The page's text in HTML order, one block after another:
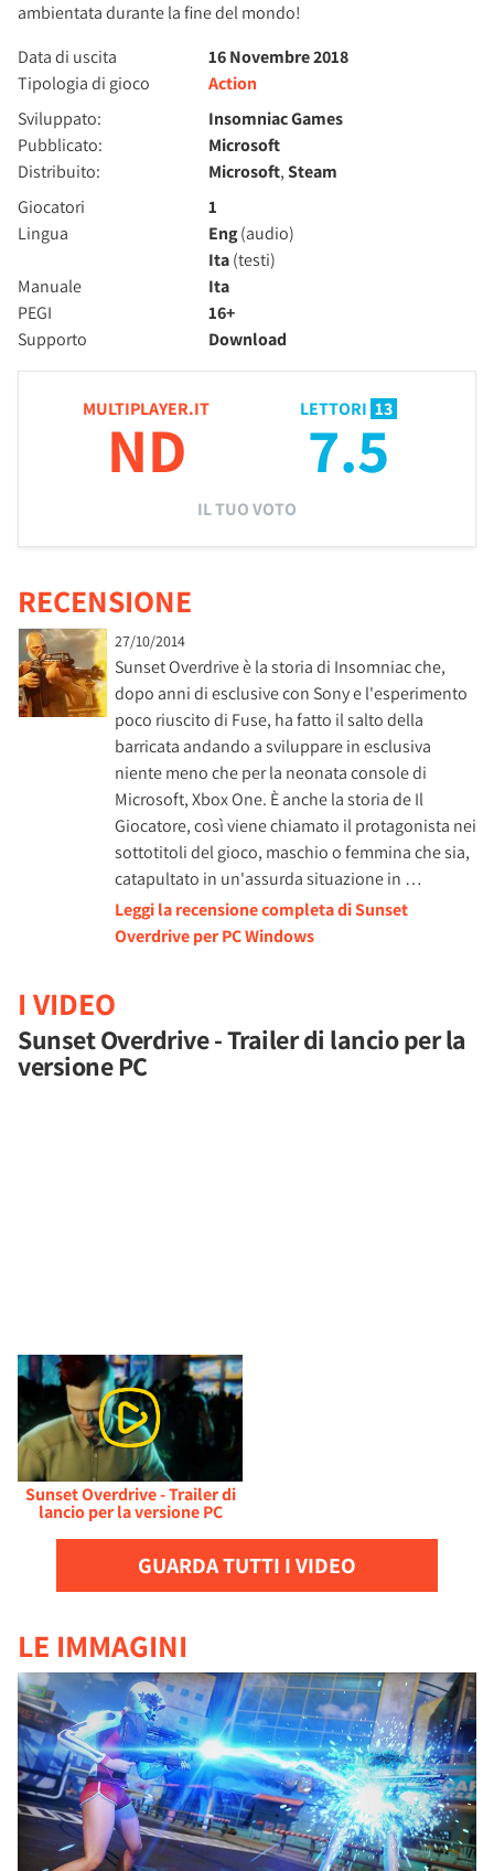
ambientata durante la fine del mondo!
Data di uscita
16 Novembre 2018
Tipologia di gioco
Action
Sviluppato:
Insomniac Games
Pubblicato:
Microsoft
Distribuito:
Microsoft,Steam
Giocatori
1
Lingua
Eng(audio)
Ita(testi)
Manuale
Ita
PEGI
16+
Supporto
Download
MULTIPLAYER.IT
ND
LETTORI 13
7.5
IL TUO VOTO
RECENSIONE
27/10/2014
Sunset Overdrive è la storia di Insomniac che,
dopo anni di esclusive con Sony e l'esperimento
poco riuscito di Fuse, ha fatto il salto della
barricata andando a sviluppare in esclusiva
niente meno che per la neonata console di
Microsoft, Xbox One. È anche la storia de Il
Giocatore, così viene chiamato il protagonista nei
sottotitoli del gioco, maschio o femmina che sia,
catapultato in un'assurda situazione in …
Leggi la recensione completa di Sunset
Overdrive per PC Windows
I VIDEO
Sunset Overdrive - Trailer di lancio per la
versione PC
Sunset Overdrive - Trailer di
lancio per la versione PC
GUARDA TUTTI I VIDEO
LE IMMAGINI